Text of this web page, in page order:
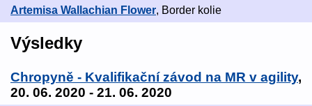
Artemisa Wallachian Flower, Border kolie
Výsledky
Chropyně - Kvalifikační závod na MR v agility,
20. 06. 2020 - 21. 06. 2020